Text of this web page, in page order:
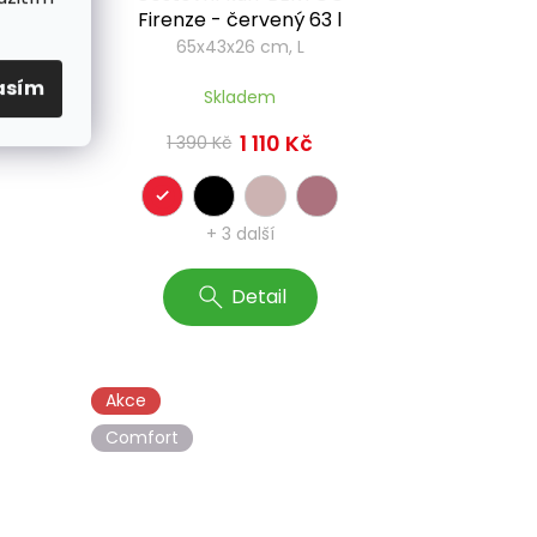
Firenze - červený 63 l
65x43x26 cm, L
Skladem
1 390 Kč 1 110 Kč
Detail
+ 3 další
Akce
Comfort